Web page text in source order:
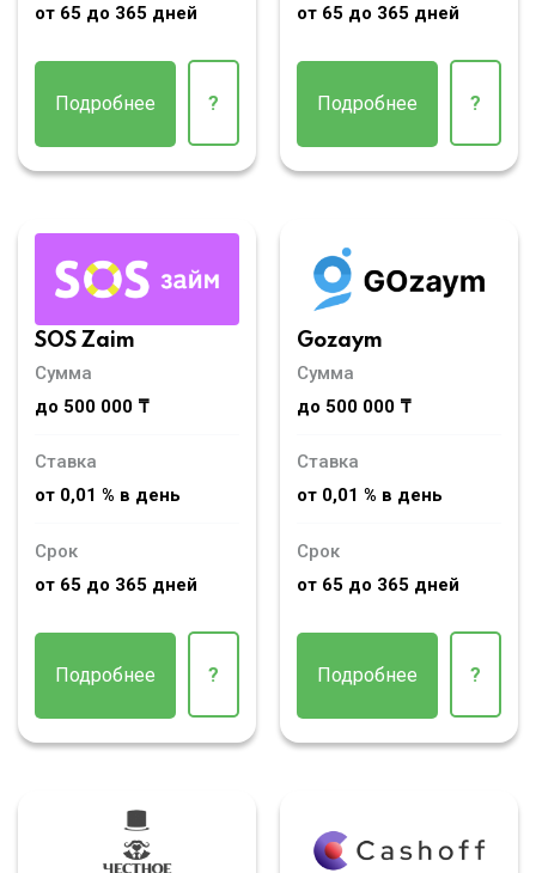
от 65 до 365 дней
Подробнее ?
от 65 до 365 дней
Подробнее ?
SOS Zaim
Сумма
до 500 000 ₸
Ставка
от 0,01 % в день
Срок
от 65 до 365 дней
Подробнее ?
Gozaym
Сумма
до 500 000 ₸
Ставка
от 0,01 % в день
Срок
от 65 до 365 дней
Подробнее ?